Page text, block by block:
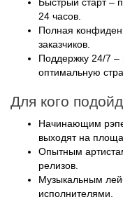
24 часов.
Полная
заказчиков.
Поддержку 24/7 –
оптимальную
выходят на
Опытным
релизов.
Музыкальным
исполнителями.
Продюсерам и